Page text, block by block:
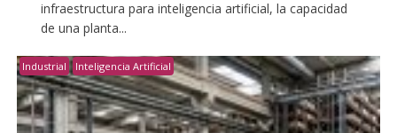
infraestructura para inteligencia artificial, la capacidad
de una planta...
Industrial Inteligencia Artificial